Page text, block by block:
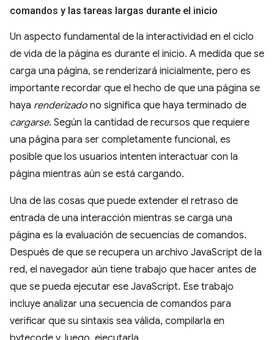
comandos y las tareas largas durante el inicio
Un aspecto fundamental de la interactividad en el ciclo
de vida de la página es durante el inicio. A medida que se
carga una página, se renderizará inicialmente, pero es
importante recordar que el hecho de que una página se
haya renderizado no significa que haya terminado de
cargarse. Según la cantidad de recursos que requiere
una página para ser completamente funcional, es
posible que los usuarios intenten interactuar con la
página mientras aún se está cargando.
Una de las cosas que puede extender el retraso de
entrada de una interacción mientras se carga una
página es la evaluación de secuencias de comandos.
Después de que se recupera un archivo JavaScript de la
red, el navegador aún tiene trabajo que hacer antes de
que se pueda ejecutar ese JavaScript. Ese trabajo
incluye analizar una secuencia de comandos para
verificar que su sintaxis sea válida, compilarla en